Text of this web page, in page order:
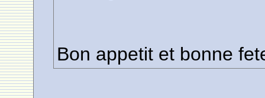
Bon appetit et bonne